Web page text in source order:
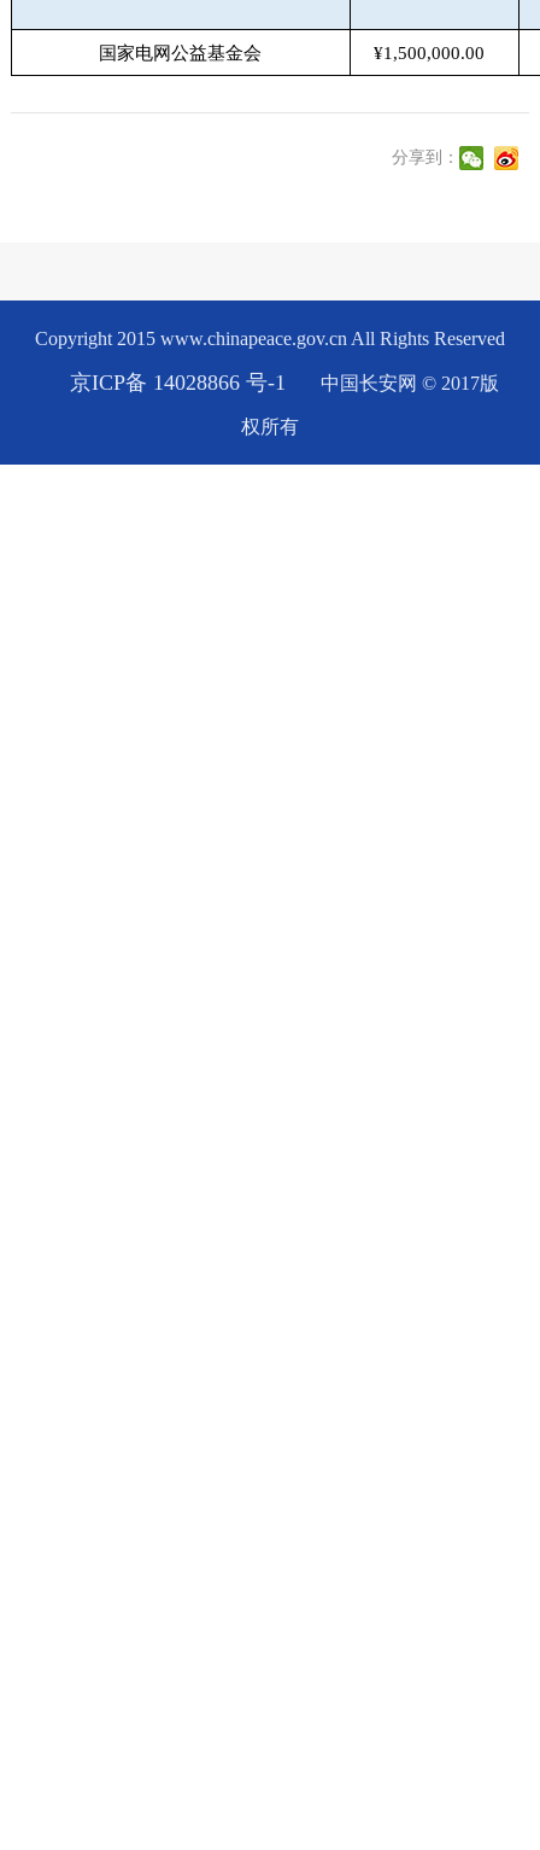
国家电网公益基金会 ¥1,500,000.00
分享到：
Copyright 2015 www.chinapeace.gov.cn All Rights Reserved
京ICP备 14028866 号-1 中国长安网 © 2017版
权所有